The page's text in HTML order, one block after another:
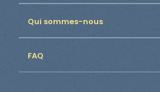
Qui sommes-nous
FAQ